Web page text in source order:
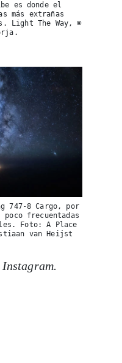
es donde el
más extrañas
Light The Way, ©
747-8 Cargo, por
frecuentadas
Foto: A Place
van Heijst